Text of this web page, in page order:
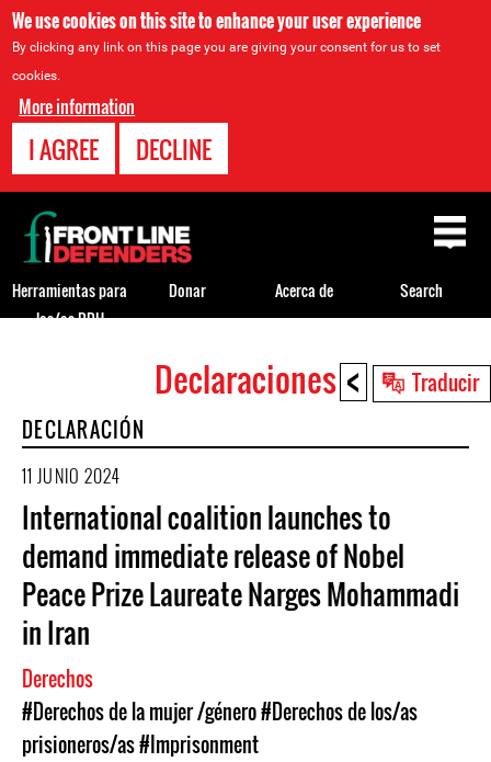
We use cookies on this site to enhance your user experience
By clicking any link on this page you are giving your consent for us to set
cookies.
More information
I AGREE DECLINE
< Traducir
top
Declaraciones
DECLARACIÓN
11 JUNIO 2024
International coalition launches to
demand immediate release of Nobel
Peace Prize Laureate Narges Mohammadi
in Iran
Derechos
#Derechos de la mujer /género#Derechos de los/as
prisioneros/as#Imprisonment
Back
to
top
Herramientas para
los/as DDH
Donar Acerca de Search